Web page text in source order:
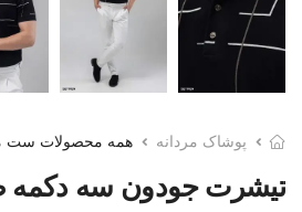
پوشاک مردانه همه محصولات ست
تیشرت جودون سه دکمه